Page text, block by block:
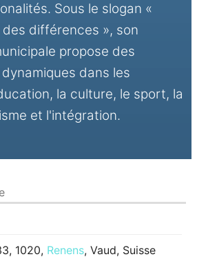
Sous le slogan «
différences », son
propose des
dans les
la culture, le sport, la
et l'intégration.
1020, Renens, Vaud, Suisse